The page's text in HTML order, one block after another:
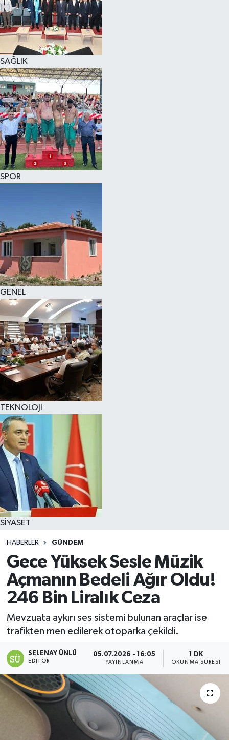
SAĞLIK
SPOR
GENEL
TEKNOLOJİ
SİYASET
HABERLER GÜNDEM
Gece Yüksek Sesle Müzik
Açmanın Bedeli Ağır Oldu!
246 Bin Liralık Ceza
Mevzuata aykırı ses sistemi bulunan araçlar ise
trafikten men edilerek otoparka çekildi.
SELENAY ÜNLÜ
EDITÖR
05.07.2026 - 16:05
YAYINLANMA
1 DK
OKUNMA SÜRESI
KÜLTÜR SANAT
MAGAZİN
SAĞLIK
SİYASET
SPOR
TEKNOLOJİ